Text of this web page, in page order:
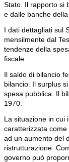
Stato. Il rapporto si
e dalle banche
I dati dettagliati sul
mensilmente dal
tendenze della
fiscale.
Il saldo di bilancio
bilancio. Il surplus
spesa pubblica. Il
1970.
La situazione in cui
caratterizzata
ad un aumento del
ristrutturazione.
governo può